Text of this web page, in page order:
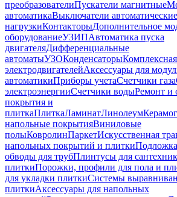
преобразователиПускатели магнитные
автоматикаВыключатели автоматические
нагрузкиКонтакторыДополнительное
оборудованиеУЗИПАвтоматика пуска
двигателяДифференциальные
автоматыУЗОКонденсаторы
электродвигателейАксессуары для
автоматикиПриборы учетаСчетчики газа
электроэнергииСчетчики водыРемонт и
покрытия и
плиткаПлиткаЛаминатЛинолеум
напольные покрытияВиниловые
полыКовролинПаркетИскусственная
напольных покрытий и плиткиПодложка
обводы для трубПлинтусы для
плиткиПорожки, профили для пола и
для укладки плиткиСистемы
плиткиАксессуары для напольных